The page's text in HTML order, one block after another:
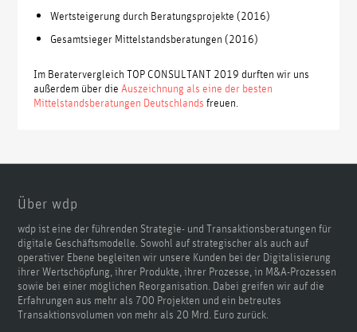
Wertsteigerung durch Beratungsprojekte (2016)
Gesamtsieger Mittelstandsberatungen (2016)
Im Beratervergleich TOP CONSULTANT 2019 durften wir uns
außerdem über dieAuszeichnung als eine der besten
Mittelstandsberatungen Deutschlands freuen.
Über wdp
wdp ist eine der führenden Strategie- und Transaktionsberatungen für
digitale Geschäftsmodelle. Sowohl auf strategischer als auch auf
operativer Ebene begleiten wir unsere Kunden bei der Digitalisierung
ihrer Wertschöpfung, ihrer Produkte, ihrer Prozesse, in M&A-Prozessen
sowie bei einer möglichen Reorganisation. Dabei greifen wir auf die
Erfahrungen aus mehr als 700 Projekten und ein betreutes
Transaktionsvolumen von mehr als 20 Mrd. Euro zurück.